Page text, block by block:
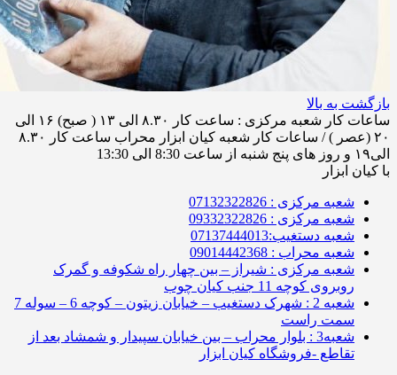
بازگشت به بالا
ساعات کار شعبه مرکزی : ساعت کار ۸.۳۰ الی ۱۳ ( صبح) ۱۶ الی
۲۰ (عصر ) / ساعات کار شعبه کیان ابزار محراب ساعت کار ۸.۳۰
الی۱۹ و روز های پنج شنبه از ساعت 8:30 الی 13:30
با کیان ابزار
شعبه مرکزی : 07132322826
شعبه مرکزی : 09332322826
شعبه دستغیب:07137444013
شعبه محراب : 09014442368
شعبه مرکزی : شیراز – بین چهار راه شکوفه و گمرک
روبروی کوچه 11 جنب کیان چوب
شعبه 2 : شهرک دستغیب – خیابان زیتون – کوچه 6 – سوله 7
سمت راست
شعبه3 : بلوار محراب – بین خیابان سپیدار و شمشاد بعد از
تقاطع -فروشگاه کیان ابزار